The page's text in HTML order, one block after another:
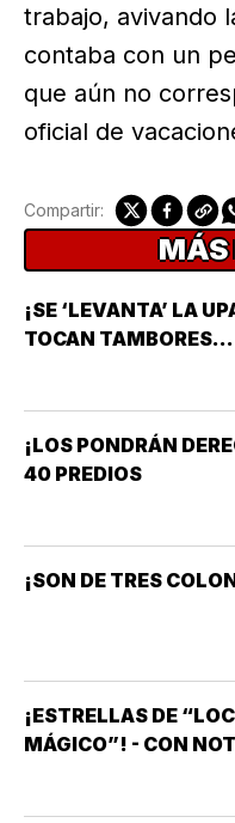
trabajo, avivando
contaba con un
que aún no
oficial de
Compartir:
MÁS
¡SE ‘LEVANTA’ LA
TOCAN TAMBORES...
¡LOS PONDRÁN
40 PREDIOS
¡SON DE TRES
¡ESTRELLAS DE
MÁGICO”! - CON